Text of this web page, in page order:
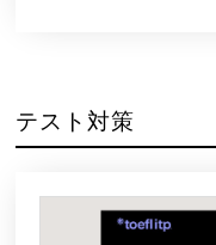
テスト対策